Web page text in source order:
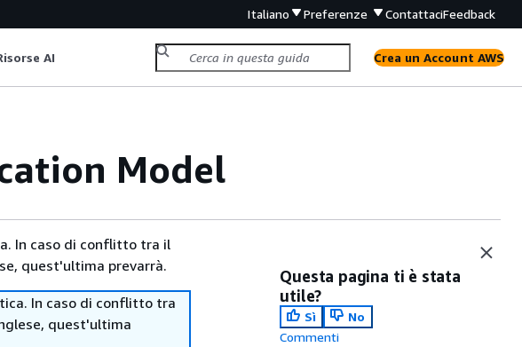
Italiano Preferenze ContattaciFeedback
AI Crea un Account AWS
Model
In caso di conflitto tra il
quest'ultima prevarrà.
In caso di conflitto tra
quest'ultima
Questa pagina ti è stata
utile?
Sì
No
Commenti